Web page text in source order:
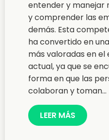
entender y manejar
y comprender las
demás. Esta
ha convertido en
más valoradas en
actual, ya que se
forma en que las
colaboran y toman...
LEER MÁS